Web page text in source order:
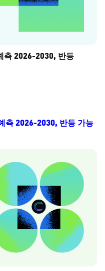
2026-2030, 반등
2026-2030, 반등 가능